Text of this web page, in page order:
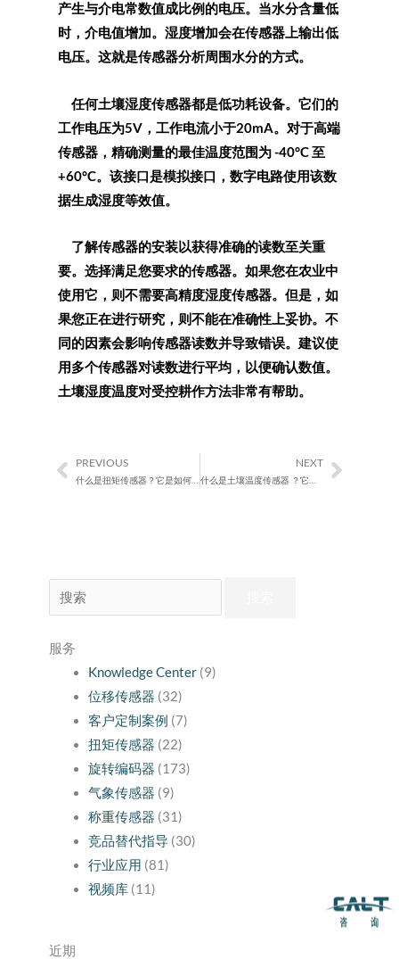
产生与介电常数值成比例的电压。当水分含量低
时，介电值增加。湿度增加会在传感器上输出低
电压。这就是传感器分析周围水分的方式。
任何土壤湿度传感器都是低功耗设备。它们的
工作电压为5V，工作电流小于20mA。对于高端
传感器，精确测量的最佳温度范围为 -40°C 至
+60°C。该接口是模拟接口，数字电路使用该数
据生成湿度等效值。
了解传感器的安装以获得准确的读数至关重
要。选择满足您要求的传感器。如果您在农业中
使用它，则不需要高精度湿度传感器。但是，如
果您正在进行研究，则不能在准确性上妥协。不
同的因素会影响传感器读数并导致错误。建议使
用多个传感器对读数进行平均，以便确认数值。
土壤湿度温度对受控耕作方法非常有帮助。
Prev
PREVIOUS NEXT Next
索：
服务
Knowledge Center(9)
位移传感器 (32)
客户定制案例 (7)
扭矩传感器 (22)
旋转编码器 (173)
气象传感器 (9)
称重传感器 (31)
竞品替代指导 (30)
行业应用 (81)
视频库(11)
近期